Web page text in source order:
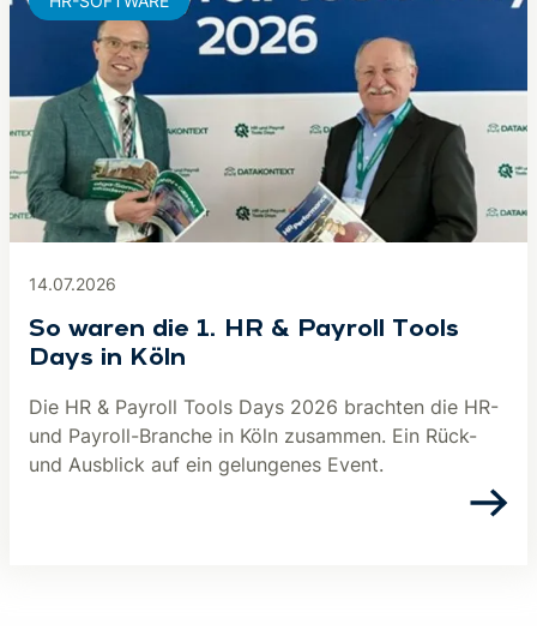
14.07.2026
So waren die 1. HR & Payroll Tools
Days in Köln
Die HR & Payroll Tools Days 2026 brachten die HR-
und Payroll-Branche in Köln zusammen. Ein Rück-
und Ausblick auf ein gelungenes Event.